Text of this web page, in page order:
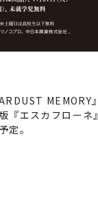
エスカフロー
定。